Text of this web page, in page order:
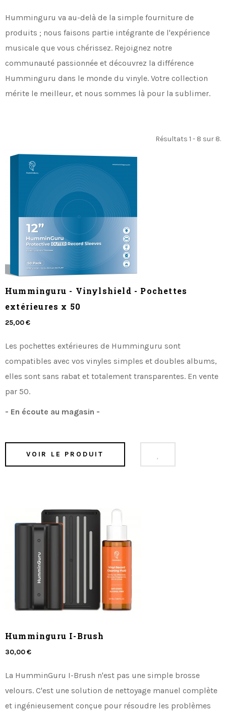
Humminguru va au-delà de la simple fourniture de
produits ; nous faisons partie intégrante de l'expérience
musicale que vous chérissez. Rejoignez notre
communauté passionnée et découvrez la différence
Humminguru dans le monde du vinyle. Votre collection
mérite le meilleur, et nous sommes là pour la sublimer.
Résultats 1 - 8 sur 8.
Humminguru - Vinylshield - Pochettes
extérieures x 50
25,00 €
Les pochettes extérieures de Humminguru sont
compatibles avec vos vinyles simples et doubles albums,
elles sont sans rabat et totalement transparentes. En vente
par 50.
- En écoute au magasin -
VOIR LE PRODUIT
Humminguru I-Brush
30,00 €
La HumminGuru I-Brush n'est pas une simple brosse
velours. C'est une solution de nettoyage manuel complète
et ingénieusement conçue pour résoudre les problèmes